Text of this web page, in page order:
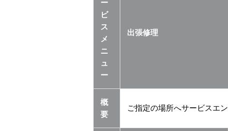
ー
ビ
ス
メ
ニ
ュ
ー
出張修理
概
要
ご指定の場所へサービスエ